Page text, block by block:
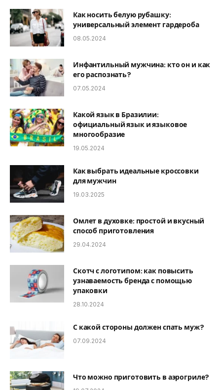
Как носить белую рубашку:
универсальный элемент гардероба
08.05.2024
Инфантильный мужчина: кто он и как
его распознать?
07.05.2024
Какой язык в Бразилии:
официальный язык и языковое
многообразие
19.05.2024
Как выбрать идеальные кроссовки
для мужчин
19.03.2025
Омлет в духовке: простой и вкусный
способ приготовления
29.04.2024
Скотч с логотипом: как повысить
узнаваемость бренда с помощью
упаковки
28.10.2024
С какой стороны должен спать муж?
07.09.2024
Что можно приготовить в аэрогриле?